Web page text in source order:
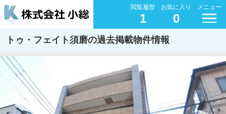
閲覧履歴
1
お気に入り
0
メニュー
トゥ・フェイト須磨の過去掲載物件情報